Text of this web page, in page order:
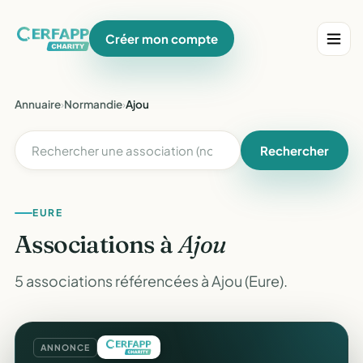
Créer mon compte
Annuaire›Normandie›Ajou
Rechercher
EURE
Associations àAjou
5 associations référencées à Ajou (Eure).
ANNONCE